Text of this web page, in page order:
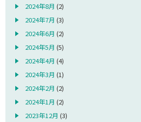
2024年8月 (2)
2024年7月 (3)
2024年6月 (2)
2024年5月 (5)
2024年4月 (4)
2024年3月 (1)
2024年2月 (2)
2024年1月 (2)
2023年12月 (3)